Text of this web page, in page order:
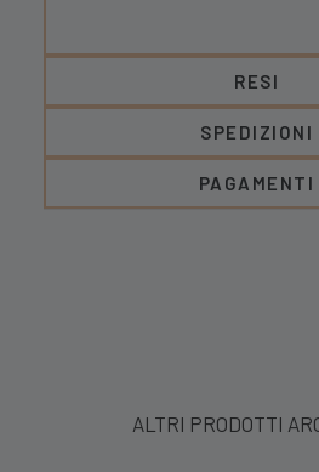
RESI
SPEDIZIONI
PAGAMENTI
ALTRI PRODOTTI